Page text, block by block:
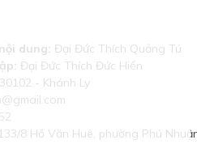
dung: Đại Đức Thích Quảng Tú
Đại Đức Thích Đức Hiển
- Khánh Ly
133/8 Hồ Văn Huê, phường Phú